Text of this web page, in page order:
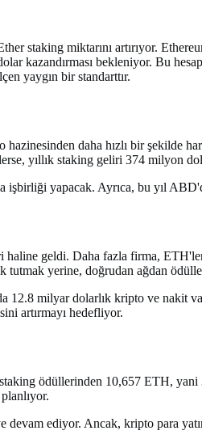
staking miktarını artırıyor.
kazandırması bekleniyor. Bu
yaygın bir standarttır.
hazinesinden daha hızlı bir
yıllık staking geliri 374 milyon
yapacak. Ayrıca, bu yıl
geldi. Daha fazla firma,
tutmak yerine, doğrudan ağdan
milyar dolarlık kripto ve nakit
artırmayı hedefliyor.
ödüllerinden 10,657 ETH,
ediyor. Ancak, kripto para